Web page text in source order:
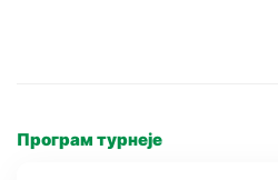
Програм турнеје